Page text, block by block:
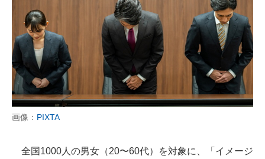
AI活用のいまが分かる
企業ITのトレンドを詳説
経営リーダーのコミュニティ
マーケ×ITの今がよく分かる
ITエンジニア向け専門サイト
画像： PIXTA
全国1000人の男女（20〜60代）を対象に、「イメージ